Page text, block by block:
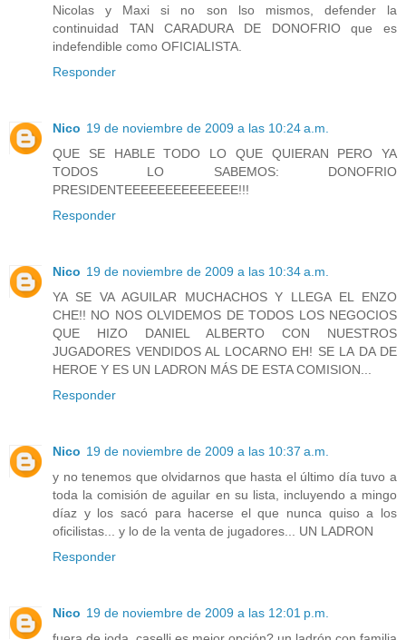
Nicolas y Maxi si no son lso mismos, defender la
continuidad TAN CARADURA DE DONOFRIO que es
indefendible como OFICIALISTA.
Responder
Nico 19 de noviembre de 2009 a las 10:24 a.m.
QUE SE HABLE TODO LO QUE QUIERAN PERO YA
TODOS LO SABEMOS: DONOFRIO
PRESIDENTEEEEEEEEEEEEEE!!!
Responder
Nico 19 de noviembre de 2009 a las 10:34 a.m.
YA SE VA AGUILAR MUCHACHOS Y LLEGA EL ENZO
CHE!! NO NOS OLVIDEMOS DE TODOS LOS NEGOCIOS
QUE HIZO DANIEL ALBERTO CON NUESTROS
JUGADORES VENDIDOS AL LOCARNO EH! SE LA DA DE
HEROE Y ES UN LADRON MÁS DE ESTA COMISION...
Responder
Nico 19 de noviembre de 2009 a las 10:37 a.m.
y no tenemos que olvidarnos que hasta el último día tuvo a
toda la comisión de aguilar en su lista, incluyendo a mingo
díaz y los sacó para hacerse el que nunca quiso a los
oficilistas... y lo de la venta de jugadores... UN LADRON
Responder
Nico 19 de noviembre de 2009 a las 12:01 p.m.